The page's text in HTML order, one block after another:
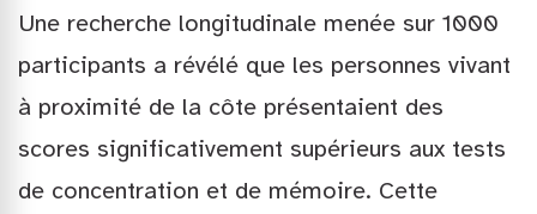
Une recherche longitudinale menée sur 1000
participants a révélé que les personnes vivant
à proximité de la côte présentaient des
scores significativement supérieurs aux tests
de concentration et de mémoire. Cette